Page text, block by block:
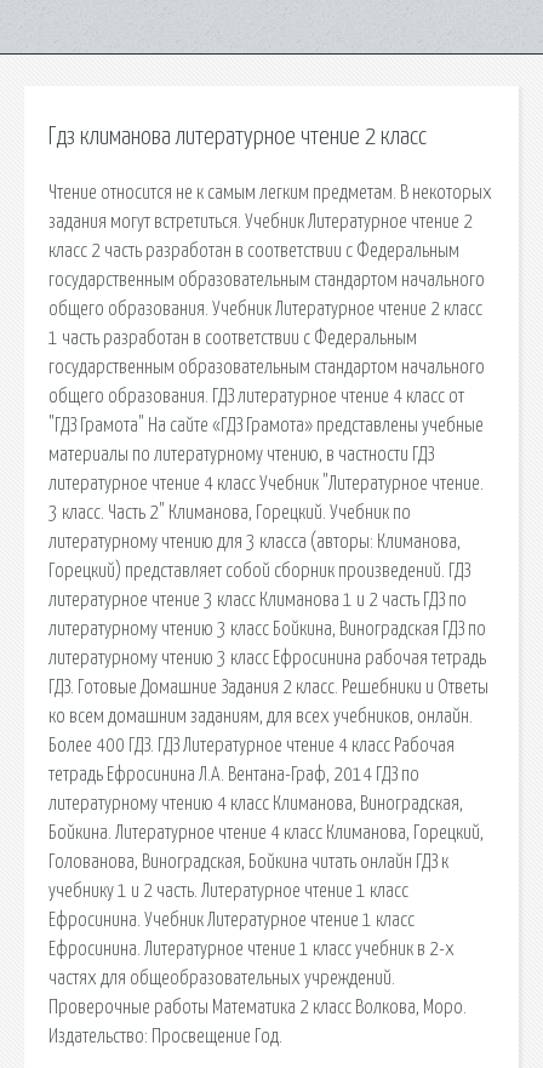
Гдз климанова литературное чтение 2 класс
Чтение относится не к самым легким предметам. В некоторых
задания могут встретиться. Учебник Литературное чтение 2
класс 2 часть разработан в соответствии с Федеральным
государственным образовательным стандартом начального
общего образования. Учебник Литературное чтение 2 класс
1 часть разработан в соответствии с Федеральным
государственным образовательным стандартом начального
общего образования. ГДЗ литературное чтение 4 класс от
"ГДЗ Грамота" На сайте «ГДЗ Грамота» представлены учебные
материалы по литературному чтению, в частности ГДЗ
литературное чтение 4 класс Учебник "Литературное чтение.
3 класс. Часть 2" Климанова, Горецкий. Учебник по
литературному чтению для 3 класса (авторы: Климанова,
Горецкий) представляет собой сборник произведений. ГДЗ
литературное чтение 3 класс Климанова 1 и 2 часть ГДЗ по
литературному чтению 3 класс Бойкина, Виноградская ГДЗ по
литературному чтению 3 класс Ефросинина рабочая тетрадь
ГДЗ. Готовые Домашние Задания 2 класс. Решебники и Ответы
ко всем домашним заданиям, для всех учебников, онлайн.
Более 400 ГДЗ. ГДЗ Литературное чтение 4 класс Рабочая
тетрадь Ефросинина Л.А. Вентана-Граф, 2014 ГДЗ по
литературному чтению 4 класс Климанова, Виноградская,
Бойкина. Литературное чтение 4 класс Климанова, Горецкий,
Голованова, Виноградская, Бойкина читать онлайн ГДЗ к
учебнику 1 и 2 часть. Литературное чтение 1 класс
Ефросинина. Учебник Литературное чтение 1 класс
Ефросинина. Литературное чтение 1 класс учебник в 2-х
частях для общеобразовательных учреждений.
Проверочные работы Математика 2 класс Волкова, Моро.
Издательство: Просвещение Год.